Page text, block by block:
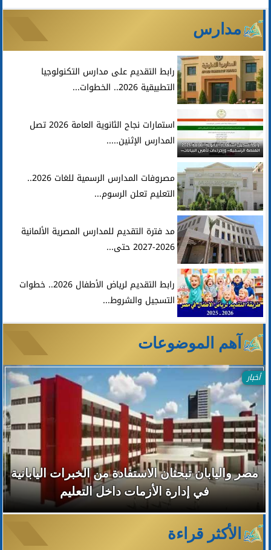
مدارس
رابط التقديم على مدارس التكنولوجيا
التطبيقية 2026.. الخطوات...
استمارات نجاح الثانوية العامة 2026 تصل
المدارس الإثنين.....
مصروفات المدارس الرسمية للغات 2026..
التعليم تعلن الرسوم...
مد فترة التقديم للمدارس المصرية الألمانية
2026-2027 حتى...
رابط التقديم لرياض الأطفال 2026.. خطوات
التسجيل والشروط...
آهم الموضوعات
أخبار
مصر واليابان تبحثان الاستفادة من الخبرات اليابانية
في إدارة الأزمات داخل التعليم
الأكثر قراءة